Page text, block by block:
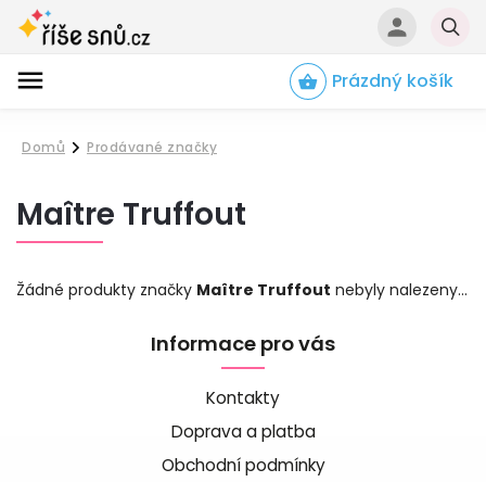
Prázdný košík
Domů
/
Prodávané značky
Maître Truffout
Žádné produkty značky Maître Truffout nebyly nalezeny...
Informace pro vás
Kontakty
Doprava a platba
Obchodní podmínky